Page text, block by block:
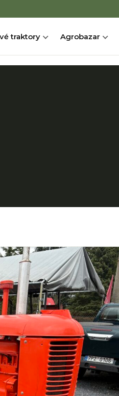
traktory Agrobazar